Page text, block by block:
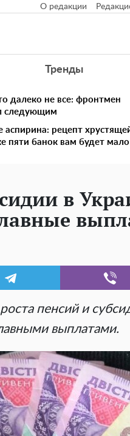
О редакции
Тренды
далеко не все: фронтмен
следующим
аспирина: рецепт
пяти банок вам будет мало
в
пенсий и
выплатами.